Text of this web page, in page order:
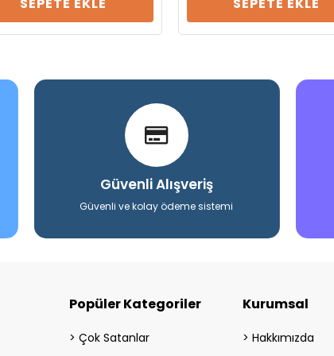
Güvenli Alışveriş
Güvenli ve kolay ödeme sistemi
Popüler Kategoriler
Çok Satanlar
Kurumsal
Hakkımızda